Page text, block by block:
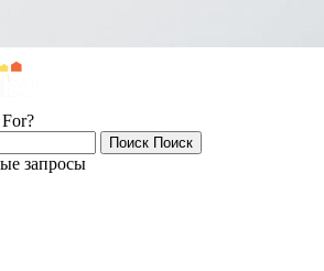
Поиск Поиск
запросы